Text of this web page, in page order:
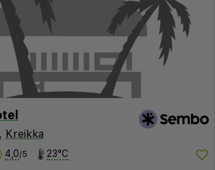
, Kreikka
4,0/5 23°C